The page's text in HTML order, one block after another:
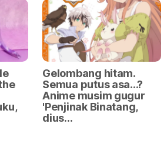
Gelombang hitam.
Semua putus asa...?
Anime musim gugur
'Penjinak Binatang,
dius…